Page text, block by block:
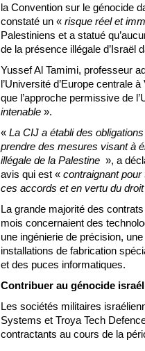
la Convention sur le génocide
constaté un « risque réel et
Palestiniens et a statué
de la présence illégale d’Israël
Yussef Al Tamimi, professeur
l’Université d’Europe centrale
que l’approche permissive de
intenable ».
« La CIJ a établi des
prendre des mesures visant à
illégale de la Palestine », a
avis qui est « contraignant
ces accords et en vertu du
La grande majorité des
mois concernaient des
une ingénierie de précision,
installations de fabrication
et des puces informatiques.
Contribuer au génocide
Les sociétés militaires
Systems et Troya Tech
contractants au cours de la